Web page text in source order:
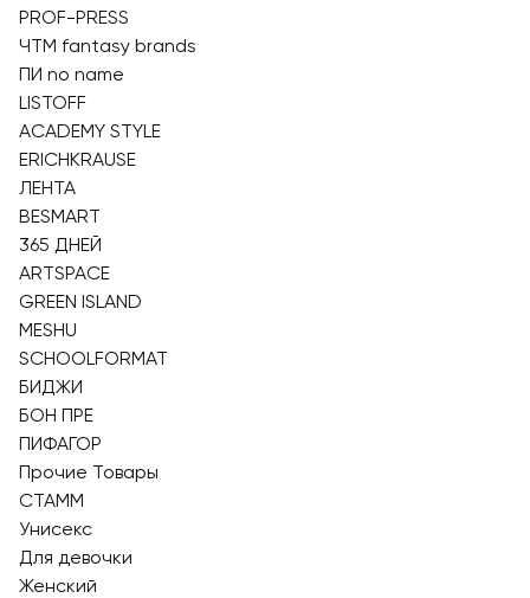
PROF-PRESS
ЧТМ fantasy brands
ПИ nо name
LISTOFF
ACADEMY STYLE
ERICHKRAUSE
ЛЕНТА
BESMART
365 ДНЕЙ
ARTSPACE
GREEN ISLAND
MESHU
SCHOOLFORMAT
БИДЖИ
БОН ПРЕ
ПИФАГОР
Прочие Товары
СТАММ
Унисекс
Для девочки
Женский